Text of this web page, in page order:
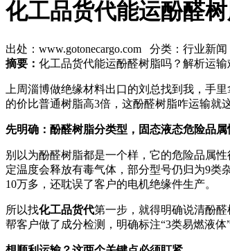
化工品货代能运酚醛
出处：www.gotonecargo.com 分类：行业新闻
摘要： 化工品货代能运酚醛树脂吗？解析运
上周淄博做绝缘材料出口的刘总找到我，手
的价比普通树脂高3倍，这酚醛树脂咋运输就
先明确：酚醛树脂分类型，固态液态危险品属
别以为酚醛树脂都是一个样，它的危险品属
定温度会释放有毒气体，部分型号仍归为9类
10万多，还耽误了客户的电机绝缘件生产。
所以找化工品货代第一步，就得明确说清酚
帮客户做了成分检测，明确标注“3类易燃液